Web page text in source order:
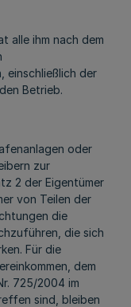
alle ihm nach dem
einschließlich der
Betrieb.
oder
zur
2 der Eigentümer
von Teilen der
die
die sich
Für die
dem
725/2004 im
sind, bleiben